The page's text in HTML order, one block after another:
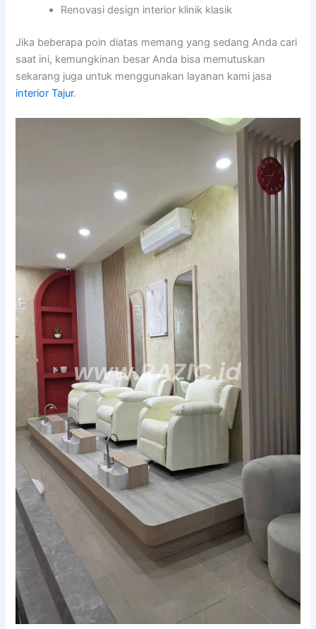
Renovasi design interior klinik klasik
Jika beberapa poin diatas memang yang sedang Anda cari
saat ini, kemungkinan besar Anda bisa memutuskan
sekarang juga untuk menggunakan layanan kami jasa
interior Tajur.